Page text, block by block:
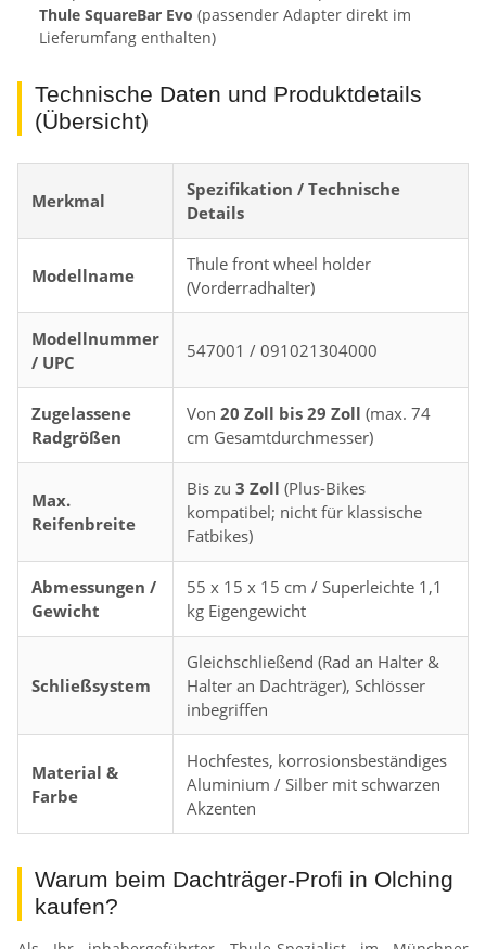
Thule SquareBar Evo (passender Adapter direkt im
Lieferumfang enthalten)
Technische Daten und Produktdetails
(Übersicht)
Merkmal
Spezifikation / Technische
Details
Modellname
Thule front wheel holder
(Vorderradhalter)
Modellnummer
/ UPC
547001 / 091021304000
Zugelassene
Radgrößen
Von 20 Zoll bis 29 Zoll (max. 74
cm Gesamtdurchmesser)
Max.
Reifenbreite
Bis zu 3 Zoll (Plus-Bikes
kompatibel; nicht für klassische
Fatbikes)
Abmessungen /
Gewicht
55 x 15 x 15 cm / Superleichte 1,1
kg Eigengewicht
Schließsystem
Gleichschließend (Rad an Halter &
Halter an Dachträger), Schlösser
inbegriffen
Material &
Farbe
Hochfestes, korrosionsbeständiges
Aluminium / Silber mit schwarzen
Akzenten
Warum beim Dachträger-Profi in Olching
kaufen?